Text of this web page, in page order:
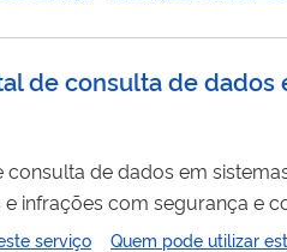
de consulta de
de dados em sistemas informatizados de
infrações com segurança e
entre sistemas. As consultas
serviço Quem pode utilizar